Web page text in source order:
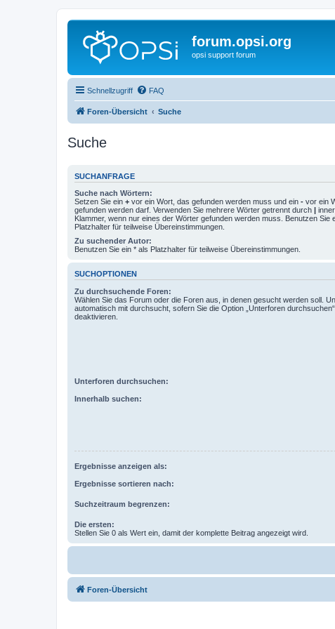
forum.opsi.org
opsi support forum
Schnellzugriff FAQ
Foren-Übersicht Suche
Suche
SUCHANFRAGE
Suche nach Wörtern:
Setzen Sie ein + vor ein Wort, das gefunden werden muss und ein - vor ein
gefunden werden darf. Verwenden Sie mehrere Wörter getrennt durch |
Klammer, wenn nur eines der Wörter gefunden werden muss. Benutzen Sie
Platzhalter für teilweise Übereinstimmungen.
Zu suchender Autor:
Benutzen Sie ein * als Platzhalter für teilweise Übereinstimmungen.
SUCHOPTIONEN
Zu durchsuchende Foren:
Wählen Sie das Forum oder die Foren aus, in denen gesucht werden soll.
automatisch mit durchsucht, sofern Sie die Option „Unterforen
deaktivieren.
Unterforen durchsuchen:
Innerhalb suchen:
Ergebnisse anzeigen als:
Ergebnisse sortieren nach:
Suchzeitraum begrenzen:
Die ersten:
Stellen Sie 0 als Wert ein, damit der komplette Beitrag angezeigt wird.
Foren-Übersicht